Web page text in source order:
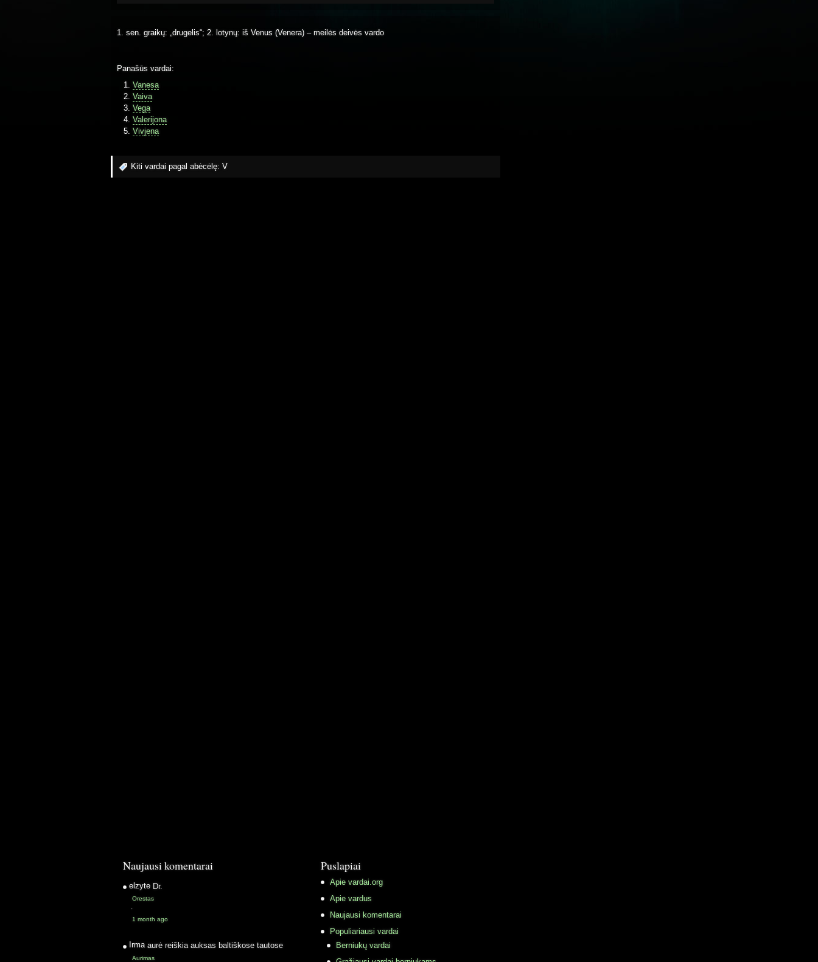
1. sen. graikų: „drugelis“; 2. lotynų: iš Venus (Venera) – meilės deivės vardo
Panašūs vardai:
Vanesa
Vaiva
Vega
Valerijona
Vivjena
Kiti vardai pagal abėcėlę: V
Naujausi komentarai
elzyte Dr.
Orestas
·
1 month ago
Irma aurė reiškia auksas baltiškose tautose
Aurimas
Puslapiai
Apie vardai.org
Apie vardus
Naujausi komentarai
Populiariausi vardai
Berniukų vardai